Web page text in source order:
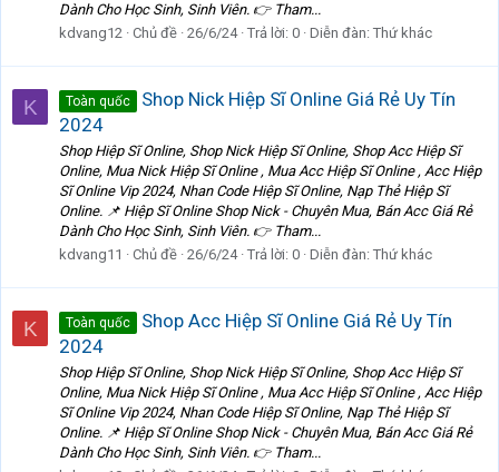
Dành Cho Học Sinh, Sinh Viên. 👉 Tham...
kdvang12 Chủ đề 26/6/24 Trả lời: 0 Diễn đàn: Thứ khác
K Toàn quốc
Shop Nick Hiệp Sĩ Online Giá Rẻ Uy Tín
2024
Shop Hiệp Sĩ Online, Shop Nick Hiệp Sĩ Online, Shop Acc Hiệp Sĩ
Online, Mua Nick Hiệp Sĩ Online , Mua Acc Hiệp Sĩ Online , Acc Hiệp
Sĩ Online Vip 2024, Nhan Code Hiệp Sĩ Online, Nạp Thẻ Hiệp Sĩ
Online. 📌 Hiệp Sĩ Online Shop Nick - Chuyên Mua, Bán Acc Giá Rẻ
Dành Cho Học Sinh, Sinh Viên. 👉 Tham...
kdvang11
Chủ đề 26/6/24 Trả lời: 0 Diễn đàn: Thứ khác
K Toàn quốc
Shop Acc Hiệp Sĩ Online Giá Rẻ Uy Tín
2024
Shop Hiệp Sĩ Online, Shop Nick Hiệp Sĩ Online, Shop Acc Hiệp Sĩ
Online, Mua Nick Hiệp Sĩ Online , Mua Acc Hiệp Sĩ Online , Acc Hiệp
Sĩ Online Vip 2024, Nhan Code Hiệp Sĩ Online, Nạp Thẻ Hiệp Sĩ
Online. 📌 Hiệp Sĩ Online Shop Nick - Chuyên Mua, Bán Acc Giá Rẻ
Dành Cho Học Sinh, Sinh Viên. 👉 Tham...